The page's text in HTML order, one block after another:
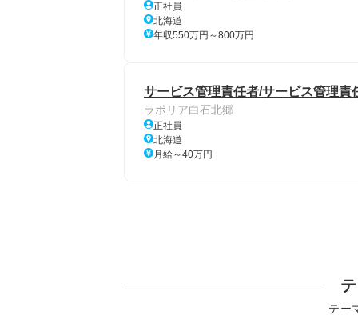
正社員
北海道
年収550万円～800万円
サービス管理責任者/サービス管理
ラポリア白石北郷
正社員
北海道
月給～40万円
テー